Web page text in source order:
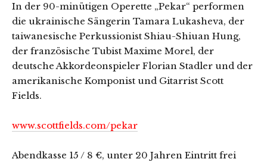
In der 90-minütigen Operette „Pekar“ performen
die ukrainische Sängerin Tamara Lukasheva, der
taiwanesische Perkussionist Shiau-Shiuan Hung,
der französische Tubist Maxime Morel, der
deutsche Akkordeonspieler Florian Stadler und der
amerikanische Komponist und Gitarrist Scott
Fields.
www.scottfields.com/pekar
Abendkasse 15 / 8 €, unter 20 Jahren Eintritt frei